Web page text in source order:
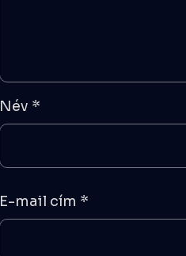
Név *
E-mail cím *